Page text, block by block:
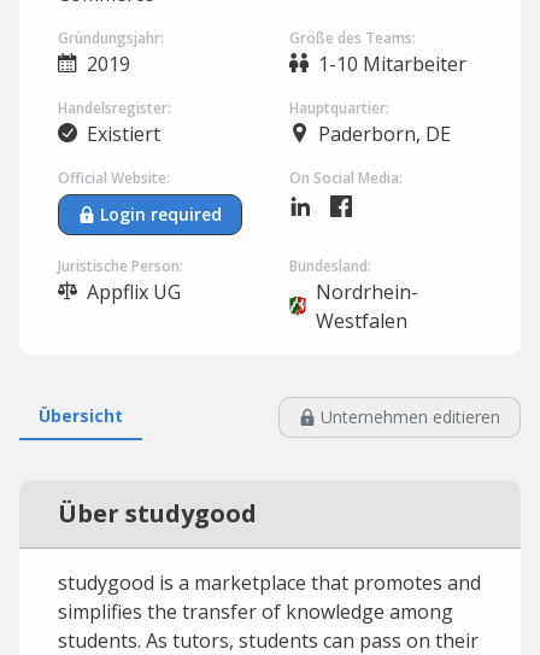
Gründungsjahr:
2019
Größe des Teams:
1-10 Mitarbeiter
Handelsregister:
Existiert
Hauptquartier:
Paderborn, DE
Official Website:
Login required
On Social Media:
Juristische Person:
Appflix UG
Bundesland:
Nordrhein-
Westfalen
Übersicht Unternehmen editieren
Über studygood
studygood is a marketplace that promotes and
simplifies the transfer of knowledge among
students. As tutors, students can pass on their